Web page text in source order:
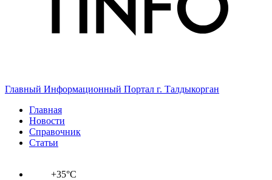
Главный Информационный Портал г. Талдыкорган
Главная
Новости
Справочник
Статьи
+35°C